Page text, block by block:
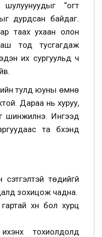
“огт
дурдсан байдаг.
таах ухаан олон
тод тусгагдаж
их сургуульд ч
тулд юуны өмнө
Дараа нь хуруу,
шинжилнэ. Ингээд
та бүхэнд
төдийгүй
зохицож чадна.
хүн бол хурц
тохиолдолд